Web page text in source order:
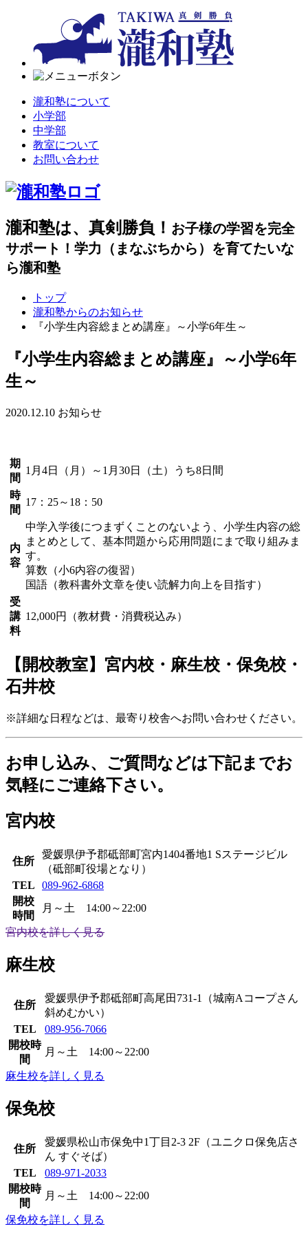
瀧和塾について
小学部
中学部
教室について
お問い合わせ
瀧和塾は、真剣勝負！ お子様の学習を完全
サポート！学力（まなぶちから）を育てたいな
ら瀧和塾
トップ
瀧和塾からのお知らせ
『小学生内容総まとめ講座』～小学6年生～
『小学生内容総まとめ講座』～小学6年
生～
2020.12.10 お知らせ
期
間
1月4日（月）～1月30日（土）うち8日間
時
間
17：25～18：50
内
容
中学入学後につまずくことのないよう、小学生内容の総
まとめとして、基本問題から応用問題にまで取り組みま
す。
算数（小6内容の復習）
国語（教科書外文章を使い読解力向上を目指す）
受
講
料
12,000円（教材費・消費税込み）
【開校教室】宮内校・麻生校・保免校・
石井校
※詳細な日程などは、最寄り校舎へお問い合わせください。
お申し込み、ご質問などは下記までお
気軽にご連絡下さい。
宮内校
住所
愛媛県伊予郡砥部町宮内1404番地1 Sステージビル
（砥部町役場となり）
TEL
089-962-6868
開校
時間
月～土 14:00～22:00
宮内校を詳しく見る
麻生校
住所
愛媛県伊予郡砥部町高尾田731-1（城南Aコープさん
斜めむかい）
TEL
089-956-7066
開校時
間
月～土 14:00～22:00
麻生校を詳しく見る
保免校
住所
愛媛県松山市保免中1丁目2-3 2F（ユニクロ保免店さ
ん すぐそば）
TEL
089-971-2033
開校時
間
月～土 14:00～22:00
保免校を詳しく見る